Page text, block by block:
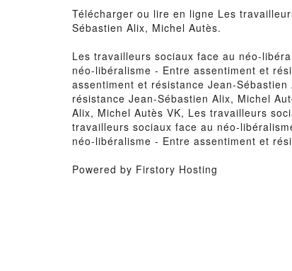
Télécharger ou lire en ligne Les
Sébastien Alix, Michel Autès.
Les travailleurs sociaux face au néo-
néo-libéralisme - Entre assentiment et
assentiment et résistance Jean-
résistance Jean-Sébastien Alix, Michel
Alix, Michel Autès VK, Les travailleurs
travailleurs sociaux face au néo-
néo-libéralisme - Entre assentiment et
Powered by Firstory Hosting